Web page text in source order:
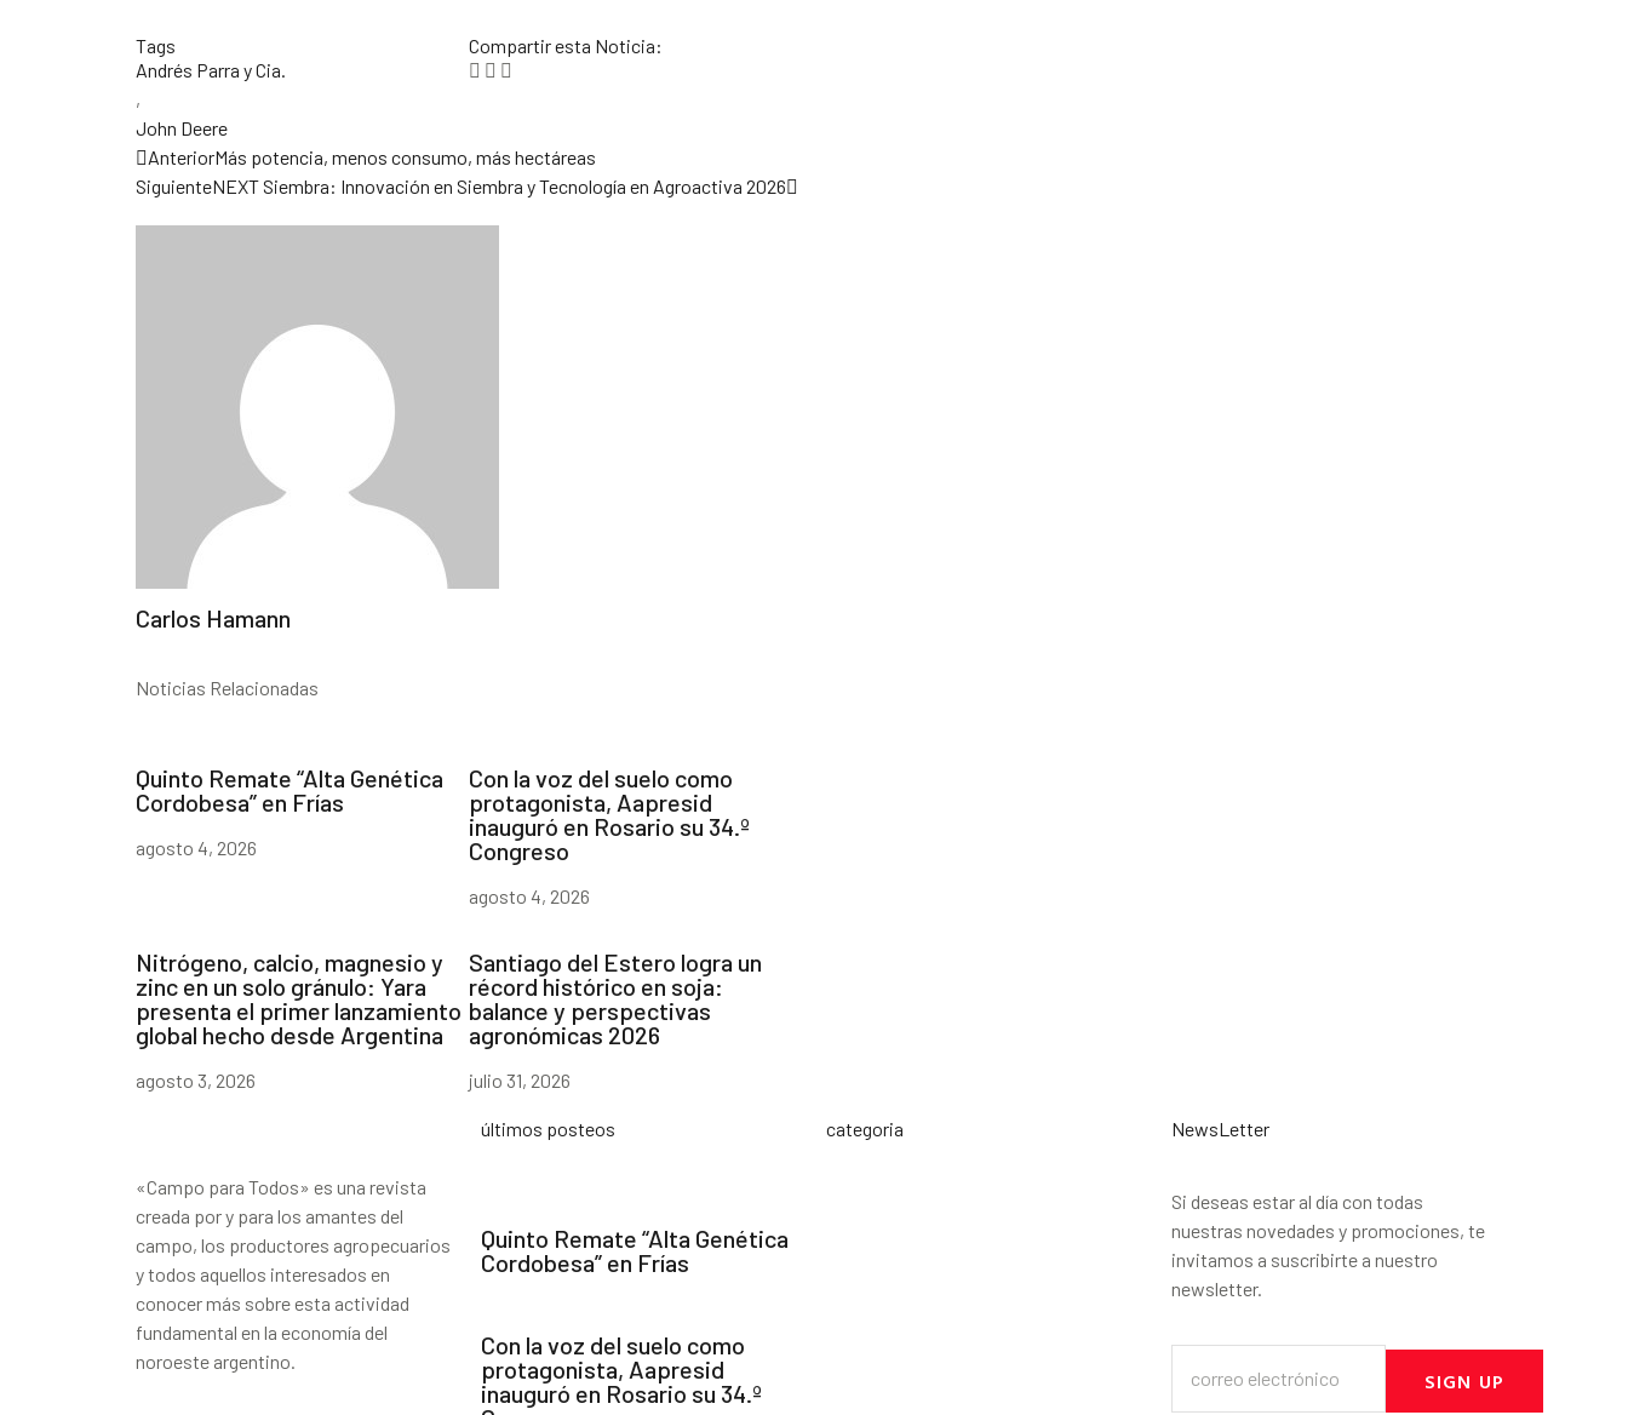
Tags
Andrés Parra y Cia.
,
John Deere
Compartir esta Noticia:
AnteriorMás potencia, menos consumo, más hectáreas
SiguienteNEXT Siembra: Innovación en Siembra y Tecnología en Agroactiva 2026
Carlos Hamann
Noticias Relacionadas
Quinto Remate “Alta Genética
Cordobesa” en Frías
agosto 4, 2026
Con la voz del suelo como
protagonista, Aapresid
inauguró en Rosario su 34.º
Congreso
agosto 4, 2026
Nitrógeno, calcio, magnesio y
zinc en un solo gránulo: Yara
presenta el primer lanzamiento
global hecho desde Argentina
agosto 3, 2026
Santiago del Estero logra un
récord histórico en soja:
balance y perspectivas
agronómicas 2026
julio 31, 2026
«Campo para Todos» es una revista
creada por y para los amantes del
campo, los productores agropecuarios
y todos aquellos interesados en
conocer más sobre esta actividad
fundamental en la economía del
noroeste argentino.
últimos posteos
Quinto Remate “Alta Genética
Cordobesa” en Frías
Con la voz del suelo como
protagonista, Aapresid
inauguró en Rosario su 34.º
categoria NewsLetter
Si deseas estar al día con todas
nuestras novedades y promociones, te
invitamos a suscribirte a nuestro
newsletter.
SIGN UP